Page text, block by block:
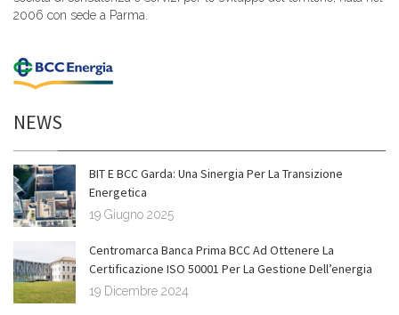
2006 con sede a Parma.
NEWS
BIT E BCC Garda: Una Sinergia Per La Transizione
Energetica
19 Giugno 2025
Centromarca Banca Prima BCC Ad Ottenere La
Certificazione ISO 50001 Per La Gestione Dell’energia
19 Dicembre 2024